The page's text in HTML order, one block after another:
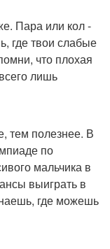
Пара или кол -
где твои слабые
что плохая
лишь
тем полезнее. В
по
мальчика в
выиграть в
где можешь